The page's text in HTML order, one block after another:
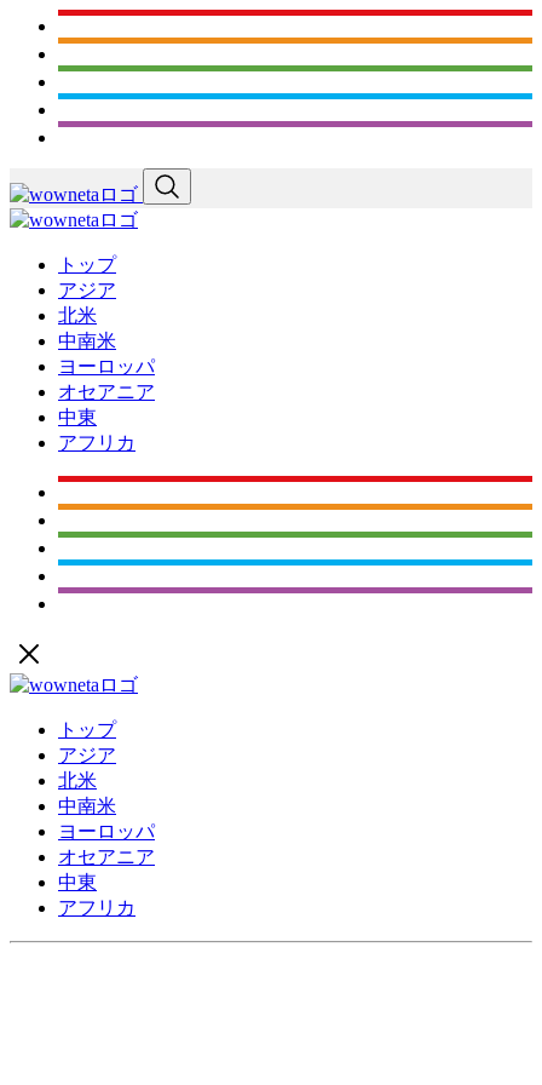
トップ
アジア
北米
中南米
ヨーロッパ
オセアニア
中東
アフリカ
トップ
アジア
北米
中南米
ヨーロッパ
オセアニア
中東
アフリカ